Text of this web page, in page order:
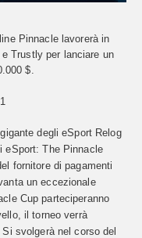
Pinnacle lavorerà in
Trustly per lanciare un
$.
degli eSport Relog
eSport: The Pinnacle
fornitore di pagamenti
un eccezionale
Cup parteciperanno
il torneo verrà
svolgerà nel corso del